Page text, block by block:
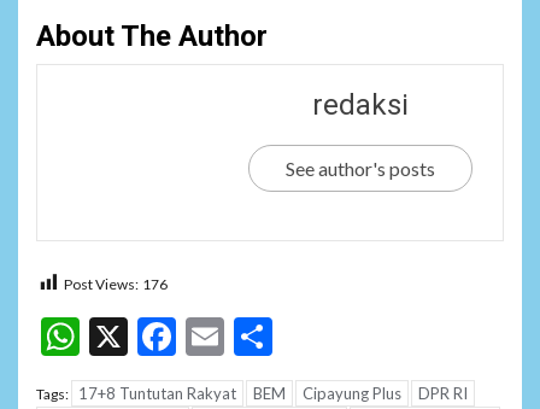
About The Author
redaksi
See author's posts
Post Views: 176
WhatsApp
X Facebook
Email
Tags: 17+8 Tuntutan Rakyat BEM Cipayung Plus
DPR RI